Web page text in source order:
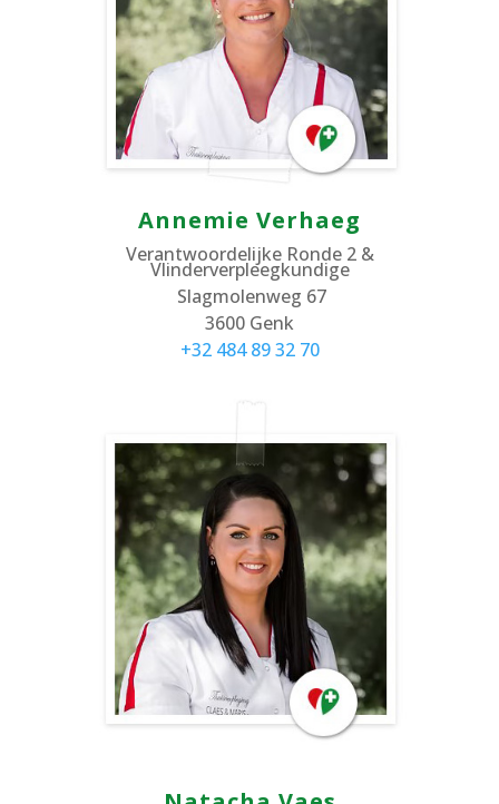
Annemie Verhaeg
Verantwoordelijke Ronde 2 &
Vlinderverpleegkundige
Slagmolenweg 67
3600 Genk
+32 484 89 32 70